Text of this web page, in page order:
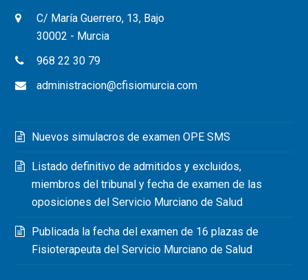
C/ María Guerrero, 13, Bajo
30002 - Murcia
968 22 30 79
administracion@cfisiomurcia.com
Nuevos simulacros de examen OPE SMS
Listado definitivo de admitidos y excluidos,
miembros del tribunal y fecha de examen de las
oposiciones del Servicio Murciano de Salud
Publicada la fecha del examen de 16 plazas de
Fisioterapeuta del Servicio Murciano de Salud